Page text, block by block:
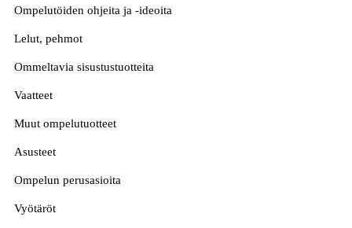
Ompelutöiden ohjeita ja -ideoita
Lelut, pehmot
Ommeltavia sisustustuotteita
Vaatteet
Muut ompelutuotteet
Asusteet
Ompelun perusasioita
Vyötäröt